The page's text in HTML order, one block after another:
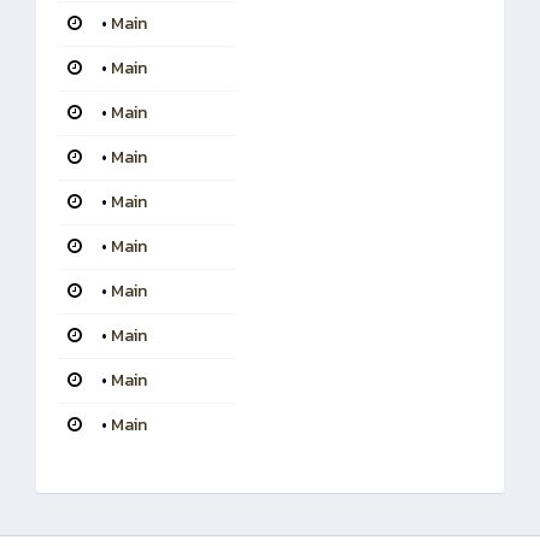
• Main
• Main
• Main
• Main
• Main
• Main
• Main
• Main
• Main
• Main